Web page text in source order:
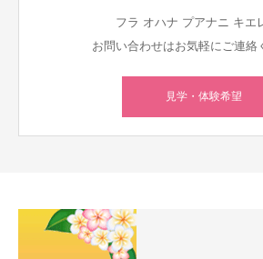
フラ オハナ プアナニ キエ
お問い合わせはお気軽にご連絡
見学・体験希望